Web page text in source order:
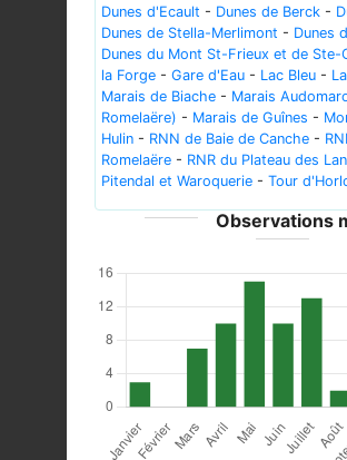
Dunes d'Ecault - Dunes de Berck -
Dunes de Stella-Merlimont - Dunes
Dunes du Mont St-Frieux et de Ste-
la Forge - Gare d'Eau - Lac Bleu -
Marais de Biache - Marais
Romelaëre) - Marais de Guînes -
Hulin - RNN de Baie de Canche -
Romelaëre - RNR du Plateau des
Pitendal et Waroquerie - Tour
Observations